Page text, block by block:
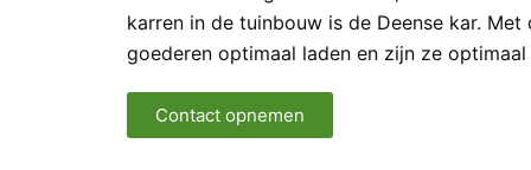
karren in de tuinbouw is de Deense kar.
goederen optimaal laden en zijn ze
Contact opnemen